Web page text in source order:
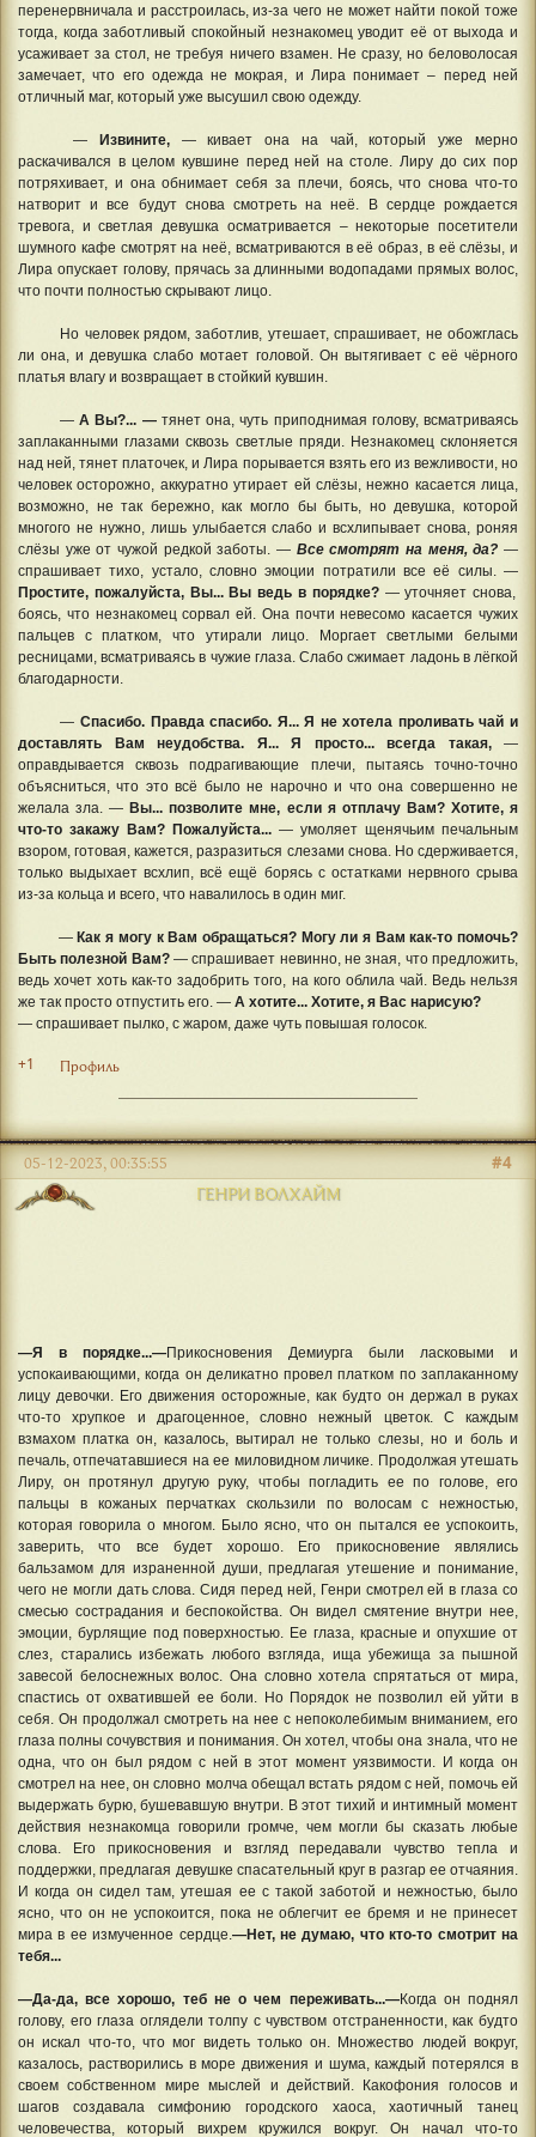
перенервничала и расстроилась, из-за чего не может найти покой тоже
тогда, когда заботливый спокойный незнакомец уводит её от выхода и
усаживает за стол, не требуя ничего взамен. Не сразу, но беловолосая
замечает, что его одежда не мокрая, и Лира понимает – перед ней
отличный маг, который уже высушил свою одежду.
—Извините, — кивает она на чай, который уже мерно
раскачивался в целом кувшине перед ней на столе. Лиру до сих пор
потряхивает, и она обнимает себя за плечи, боясь, что снова что-то
натворит и все будут снова смотреть на неё. В сердце рождается
тревога, и светлая девушка осматривается – некоторые посетители
шумного кафе смотрят на неё, всматриваются в её образ, в её слёзы, и
Лира опускает голову, прячась за длинными водопадами прямых волос,
что почти полностью скрывают лицо.
Но человек рядом, заботлив, утешает, спрашивает, не обожглась
ли она, и девушка слабо мотает головой. Он вытягивает с её чёрного
платья влагу и возвращает в стойкий кувшин.
—А Вы?... —тянет она, чуть приподнимая голову, всматриваясь
заплаканными глазами сквозь светлые пряди. Незнакомец склоняется
над ней, тянет платочек, и Лира порывается взять его из вежливости, но
человек осторожно, аккуратно утирает ей слёзы, нежно касается лица,
возможно, не так бережно, как могло бы быть, но девушка, которой
многого не нужно, лишь улыбается слабо и всхлипывает снова, роняя
слёзы уже от чужой редкой заботы. — Все смотрят на меня, да? —
спрашивает тихо, устало, словно эмоции потратили все её силы. —
Простите, пожалуйста, Вы... Вы ведь в порядке? — уточняет снова,
боясь, что незнакомец сорвал ей. Она почти невесомо касается чужих
пальцев с платком, что утирали лицо. Моргает светлыми белыми
ресницами, всматриваясь в чужие глаза. Слабо сжимает ладонь в лёгкой
благодарности.
— Спасибо. Правда спасибо. Я... Я не хотела проливать чай и
доставлять Вам неудобства. Я... Я просто... всегда такая,—
оправдывается сквозь подрагивающие плечи, пытаясь точно-точно
объясниться, что это всё было не нарочно и что она совершенно не
желала зла. — Вы... позволите мне, если я отплачу Вам? Хотите, я
что-то закажу Вам? Пожалуйста... — умоляет щенячьим печальным
взором, готовая, кажется, разразиться слезами снова. Но сдерживается,
только выдыхает всхлип, всё ещё борясь с остатками нервного срыва
из-за кольца и всего, что навалилось в один миг.
—Как я могу к Вам обращаться? Могу ли я Вам как-то помочь?
Быть полезной Вам?— спрашивает невинно, не зная, что предложить,
ведь хочет хоть как-то задобрить того, на кого облила чай. Ведь нельзя
же так просто отпустить его. — А хотите... Хотите, я Вас нарисую?
— спрашивает пылко, с жаром, даже чуть повышая голосок.
+1 Профиль
ГЕНРИ ВОЛХАЙМ
#4
05-12-2023, 00:35:55
—Я в порядке...—Прикосновения Демиурга были ласковыми и
успокаивающими, когда он деликатно провел платком по заплаканному
лицу девочки. Его движения осторожные, как будто он держал в руках
что-то хрупкое и драгоценное, словно нежный цветок. С каждым
взмахом платка он, казалось, вытирал не только слезы, но и боль и
печаль, отпечатавшиеся на ее миловидном личике. Продолжая утешать
Лиру, он протянул другую руку, чтобы погладить ее по голове, его
пальцы в кожаных перчатках скользили по волосам с нежностью,
которая говорила о многом. Было ясно, что он пытался ее успокоить,
заверить, что все будет хорошо. Его прикосновение являлись
бальзамом для израненной души, предлагая утешение и понимание,
чего не могли дать слова. Сидя перед ней, Генри смотрел ей в глаза со
смесью сострадания и беспокойства. Он видел смятение внутри нее,
эмоции, бурлящие под поверхностью. Ее глаза, красные и опухшие от
слез, старались избежать любого взгляда, ища убежища за пышной
завесой белоснежных волос. Она словно хотела спрятаться от мира,
спастись от охватившей ее боли. Но Порядок не позволил ей уйти в
себя. Он продолжал смотреть на нее с непоколебимым вниманием, его
глаза полны сочувствия и понимания. Он хотел, чтобы она знала, что не
одна, что он был рядом с ней в этот момент уязвимости. И когда он
смотрел на нее, он словно молча обещал встать рядом с ней, помочь ей
выдержать бурю, бушевавшую внутри. В этот тихий и интимный момент
действия незнакомца говорили громче, чем могли бы сказать любые
слова. Его прикосновения и взгляд передавали чувство тепла и
поддержки, предлагая девушке спасательный круг в разгар ее отчаяния.
И когда он сидел там, утешая ее с такой заботой и нежностью, было
ясно, что он не успокоится, пока не облегчит ее бремя и не принесет
мира в ее измученное сердце. —Нет, не думаю, что кто-то смотрит на
тебя...
—Да-да, все хорошо, теб не о чем переживать...—Когда он поднял
голову, его глаза оглядели толпу с чувством отстраненности, как будто
он искал что-то, что мог видеть только он. Множество людей вокруг,
казалось, растворились в море движения и шума, каждый потерялся в
своем собственном мире мыслей и действий. Какофония голосов и
шагов создавала симфонию городского хаоса, хаотичный танец
человечества, который вихрем кружился вокруг. Он начал что-то